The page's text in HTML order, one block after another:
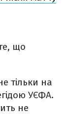
що
тільки на
УЄФА.
не